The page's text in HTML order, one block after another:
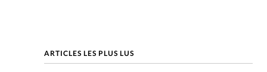
ARTICLES LES PLUS LUS